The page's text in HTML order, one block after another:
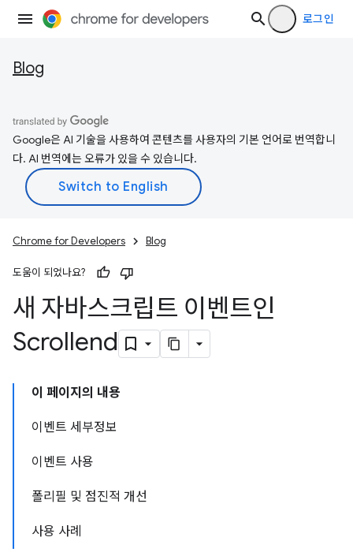
로그인
Blog
Google은 AI 기술을 사용하여 콘텐츠를 사용자의 기본 언어로 번역합니
다. AI 번역에는 오류가 있을 수 있습니다.
Chrome for Developers Blog
도움이 되었나요?
새 자바스크립트 이벤트인
Scrollend
이 페이지의 내용
이벤트 세부정보
이벤트 사용
폴리필 및 점진적 개선
사용 사례